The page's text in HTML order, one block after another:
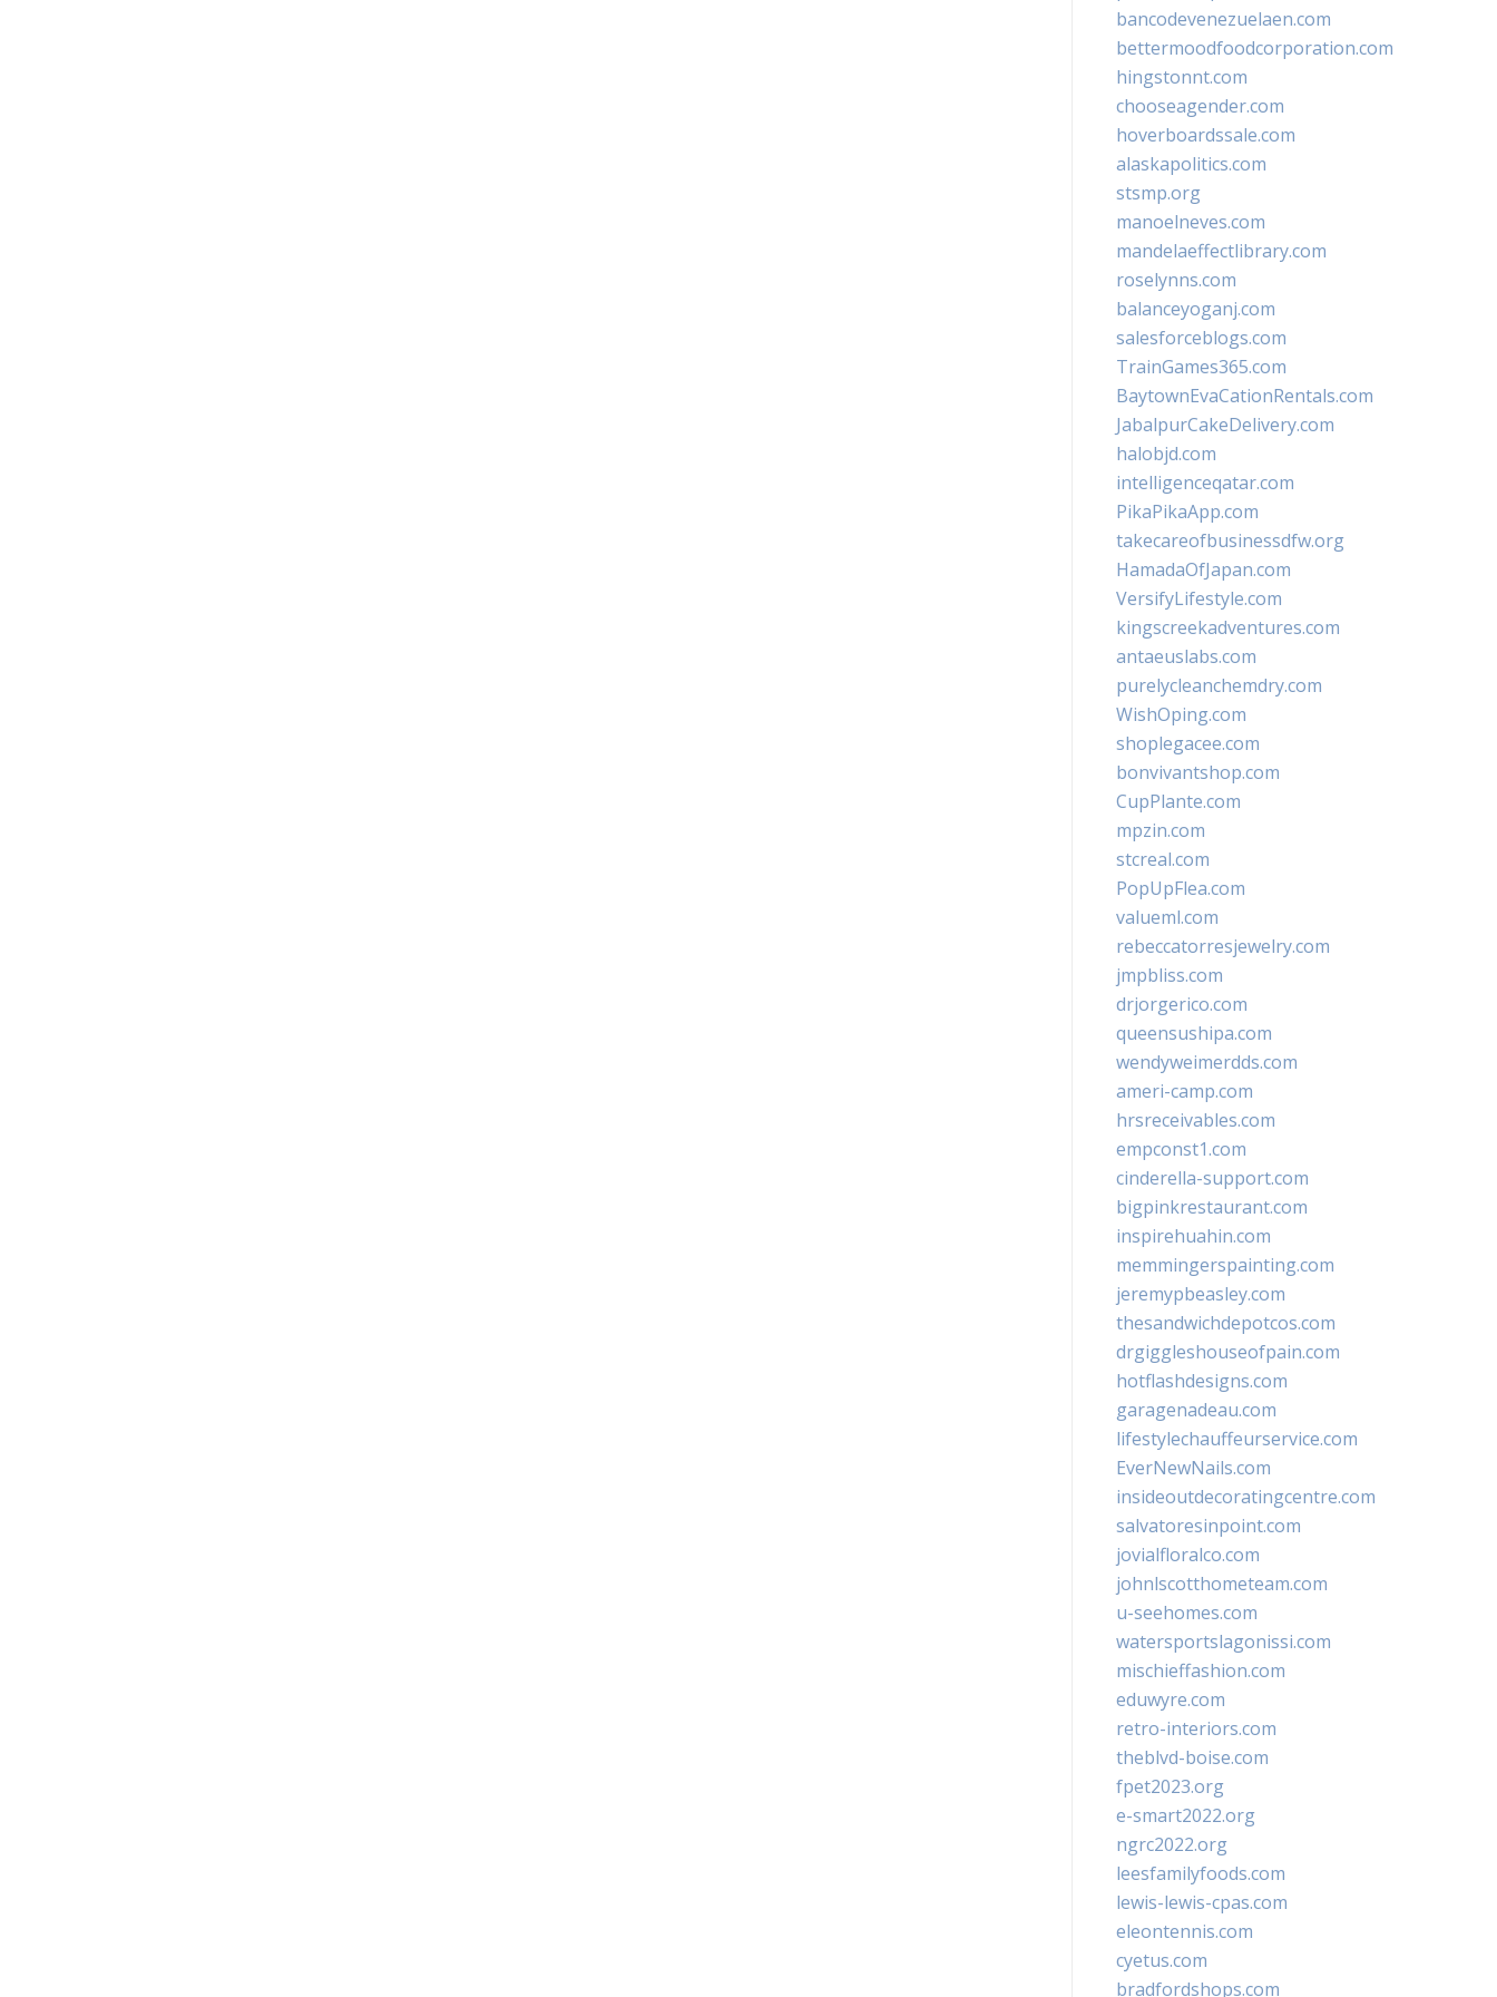
bancodevenezuelaen.com
bettermoodfoodcorporation.com
hingstonnt.com
chooseagender.com
hoverboardssale.com
alaskapolitics.com
stsmp.org
manoelneves.com
mandelaeffectlibrary.com
roselynns.com
balanceyoganj.com
salesforceblogs.com
TrainGames365.com
BaytownEvaCationRentals.com
JabalpurCakeDelivery.com
halobjd.com
intelligenceqatar.com
PikaPikaApp.com
takecareofbusinessdfw.org
HamadaOfJapan.com
VersifyLifestyle.com
kingscreekadventures.com
antaeuslabs.com
purelycleanchemdry.com
WishOping.com
shoplegacee.com
bonvivantshop.com
CupPlante.com
mpzin.com
stcreal.com
PopUpFlea.com
valueml.com
rebeccatorresjewelry.com
jmpbliss.com
drjorgerico.com
queensushipa.com
wendyweimerdds.com
ameri-camp.com
hrsreceivables.com
empconst1.com
cinderella-support.com
bigpinkrestaurant.com
inspirehuahin.com
memmingerspainting.com
jeremypbeasley.com
thesandwichdepotcos.com
drgiggleshouseofpain.com
hotflashdesigns.com
garagenadeau.com
lifestylechauffeurservice.com
EverNewNails.com
insideoutdecoratingcentre.com
salvatoresinpoint.com
jovialfloralco.com
johnlscotthometeam.com
u-seehomes.com
watersportslagonissi.com
mischieffashion.com
eduwyre.com
retro-interiors.com
theblvd-boise.com
fpet2023.org
e-smart2022.org
ngrc2022.org
leesfamilyfoods.com
lewis-lewis-cpas.com
eleontennis.com
cyetus.com
bradfordshops.com